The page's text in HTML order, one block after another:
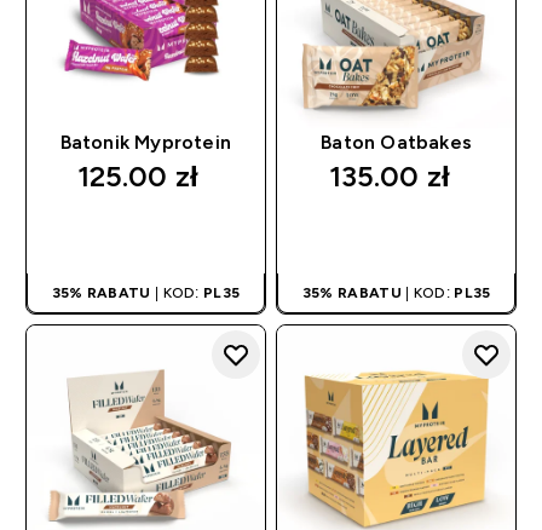
Batonik Myprotein
125.00 zł‎
35% RABATU | KOD: PL35
Baton Oatbakes
135.00 zł‎
35% RABATU | KOD: PL35